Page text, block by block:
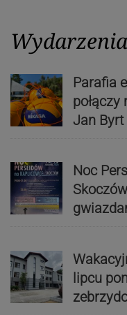
Wydarzenia
Parafia
Jan Byrt
Noc
lipcu